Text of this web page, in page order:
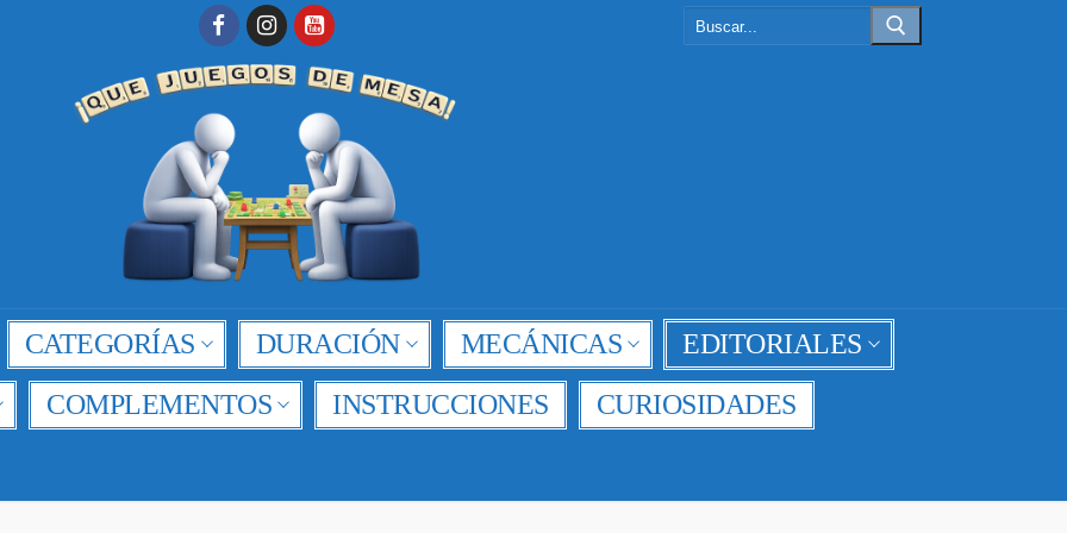
CATEGORÍAS DURACIÓN MECÁNICAS
EDITORIALES
COMPLEMENTOS INSTRUCCIONES
CURIOSIDADES